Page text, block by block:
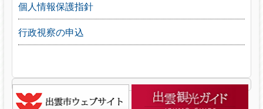
個人情報保護指針
行政視察の申込